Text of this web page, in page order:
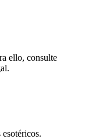
ello, consulte